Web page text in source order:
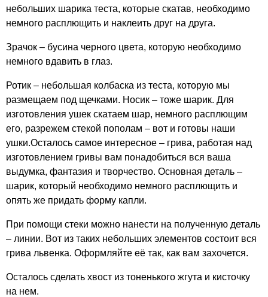
небольших шарика теста, которые скатав, необходимо
немного расплющить и наклеить друг на друга.
Зрачок – бусина черного цвета, которую необходимо
немного вдавить в глаз.
Ротик – небольшая колбаска из теста, которую мы
размещаем под щечками. Носик – тоже шарик. Для
изготовления ушек скатаем шар, немного расплющим
его, разрежем стекой пополам – вот и готовы наши
ушки.Осталось самое интересное – грива, работая над
изготовлением гривы вам понадобиться вся ваша
выдумка, фантазия и творчество. Основная деталь –
шарик, который необходимо немного расплющить и
опять же придать форму капли.
При помощи стеки можно нанести на полученную деталь
– линии. Вот из таких небольших элементов состоит вся
грива львенка. Оформляйте её так, как вам захочется.
Осталось сделать хвост из тоненького жгута и кисточку
на нем.